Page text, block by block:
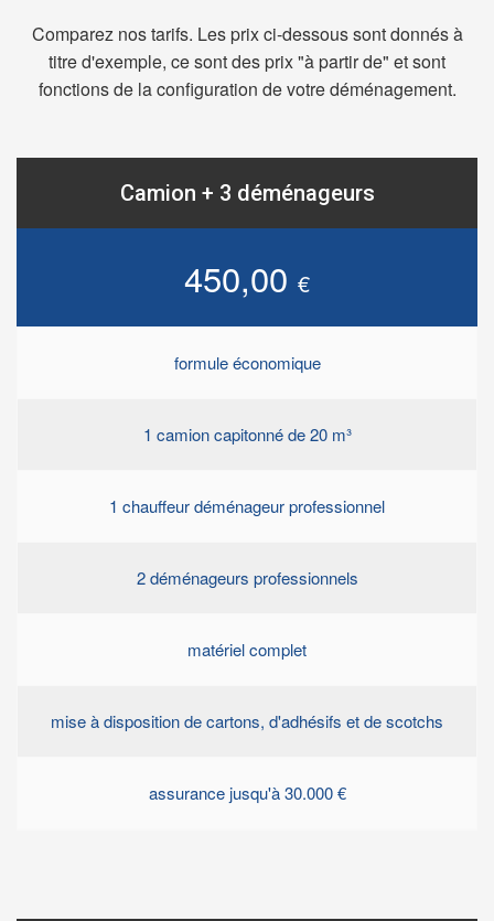
Comparez nos tarifs. Les prix ci-dessous sont donnés à
titre d'exemple, ce sont des prix "à partir de" et sont
fonctions de la configuration de votre déménagement.
Camion + 3 déménageurs
450,00 €
formule économique
1 camion capitonné de 20 m³
1 chauffeur déménageur professionnel
2 déménageurs professionnels
matériel complet
mise à disposition de cartons, d'adhésifs et de scotchs
assurance jusqu'à 30.000 €